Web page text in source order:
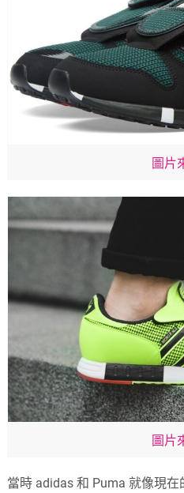
圖片
圖片
當時 adidas 和 Puma 就像現